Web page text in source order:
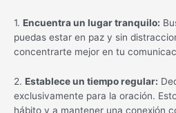
1. Encuentra un lugar tranquilo:
puedas estar en paz y sin
concentrarte mejor en tu
2. Establece un tiempo regular:
exclusivamente para la oración.
hábito y a mantener una conexión